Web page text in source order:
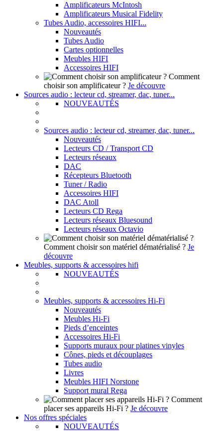
Amplificateurs McIntosh
Amplificateurs Musical Fidelity
Tubes Audio, accessoires HIFI...
Nouveautés
Tubes Audio
Cartes optionnelles
Meubles HIFI
Accessoires HIFI
Comment
choisir son amplificateur ? Je découvre
Sources audio : lecteur cd, streamer, dac, tuner...
NOUVEAUTÉS
Sources audio : lecteur cd, streamer, dac, tuner...
Nouveautés
Lecteurs CD / Transport CD
Lecteurs réseaux
DAC
Récepteurs Bluetooth
Tuner / Radio
Accessoires HIFI
DAC Atoll
Lecteurs CD Rega
Lecteurs réseaux Bluesound
Lecteurs réseaux Octavio
Comment choisir son matériel dématérialisé ? Je
découvre
Meubles, supports & accessoires hifi
NOUVEAUTÉS
Meubles, supports & accessoires Hi-Fi
Nouveautés
Meubles Hi-Fi
Pieds d’enceintes
Accessoires Hi-Fi
Supports muraux pour platines vinyles
Cônes, pieds et découplages
Tubes audio
Livres
Meubles HIFI Norstone
Support mural Rega
Comment
placer ses appareils Hi-Fi ? Je découvre
Nos offres spéciales
NOUVEAUTÉS